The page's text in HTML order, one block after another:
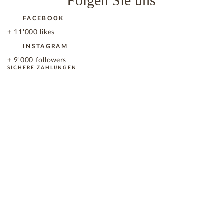
FACEBOOK
+ 11'000 likes
INSTAGRAM
+ 9'000 followers
SICHERE ZAHLUNGEN